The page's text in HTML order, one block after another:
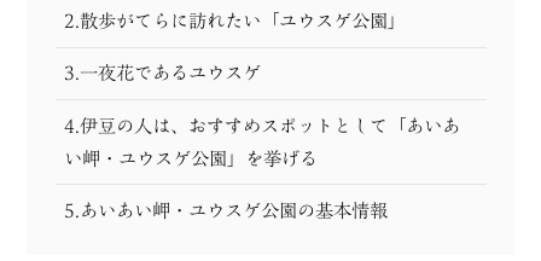
2.散歩がてらに訪れたい「ユウスゲ公園」
3.一夜花であるユウスゲ
4.伊豆の人は、おすすめスポットとして「あいあ
い岬・ユウスゲ公園」を挙げる
5.あいあい岬・ユウスゲ公園の基本情報